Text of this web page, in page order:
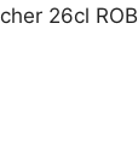
26cl